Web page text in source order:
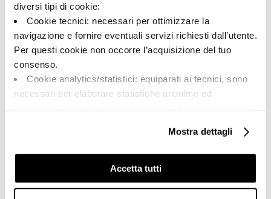
diversi tipi di cookie:
Cookie tecnici: necessari per ottimizzare la
navigazione e fornire eventuali servizi richiesti dall’utente.
Per questi cookie non occorre l’acquisizione del tuo
consenso.
Cookie analytics/statistici: equiparati ai tecnici, sono
necessari per elaborare statistiche anonime ed
Cookie di profilazione/marketing: sono utilizzati, solo
previo tuo consenso, per esaminare le tue abitudini di
navigazione e mostrarti quindi avvisi pubblicitari mirati, in
linea con le tue preferenze.
Mostra dettagli
Accetta tutti
Share: